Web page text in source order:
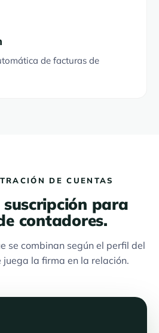
de facturas de
DE CUENTAS
suscripción para
contadores.
se combinan según el perfil del
juega la firma en la relación.